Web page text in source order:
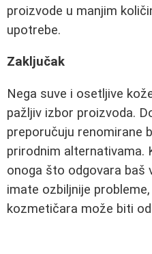
proizvode u manjim
upotrebe.
Zaključak
Nega suve i osetljive
pažljiv izbor proizvoda.
preporučuju renomirane
prirodnim alternativama.
onoga što odgovara baš
imate ozbiljnije
kozmetičara može biti